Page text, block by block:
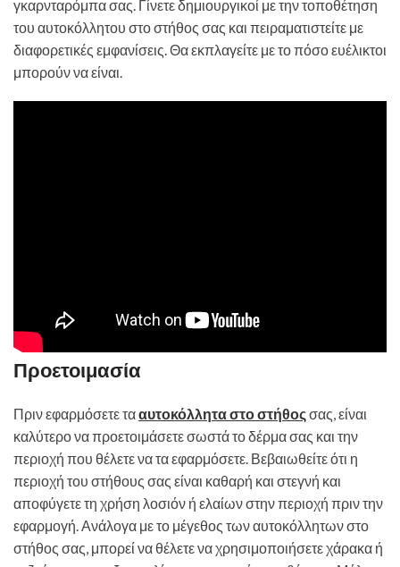
γκαρνταρόμπα σας. Γίνετε δημιουργικοί με την τοποθέτηση
του αυτοκόλλητου στο στήθος σας και πειραματιστείτε με
διαφορετικές εμφανίσεις. Θα εκπλαγείτε με το πόσο ευέλικτοι
μπορούν να είναι.
Προετοιμασία
Πριν εφαρμόσετε τααυτοκόλλητα στο στήθοςσας, είναι
καλύτερο να προετοιμάσετε σωστά το δέρμα σας και την
περιοχή που θέλετε να τα εφαρμόσετε. Βεβαιωθείτε ότι η
περιοχή του στήθους σας είναι καθαρή και στεγνή και
αποφύγετε τη χρήση λοσιόν ή ελαίων στην περιοχή πριν την
εφαρμογή. Ανάλογα με το μέγεθος των αυτοκόλλητων στο
στήθος σας, μπορεί να θέλετε να χρησιμοποιήσετε χάρακα ή